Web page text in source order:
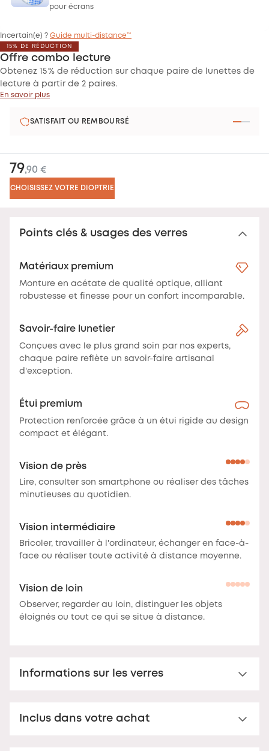
Points clés & usages des verres
Matériaux premium
Monture en acétate de qualité optique, alliant
robustesse et finesse pour un confort incomparable.
Savoir-faire lunetier
Conçues avec le plus grand soin par nos experts,
chaque paire reflète un savoir-faire artisanal
d'exception.
Étui premium
Protection renforcée grâce à un étui rigide au design
compact et élégant.
Vision de près
Lire, consulter son smartphone ou réaliser des tâches
minutieuses au quotidien.
Vision intermédiaire
Bricoler, travailler à l'ordinateur, échanger en face-à-
face ou réaliser toute activité à distance moyenne.
Vision de loin
Observer, regarder au loin, distinguer les objets
éloignés ou tout ce qui se situe à distance.
Informations sur les verres
Verre de lecture Multi-distance™ en acrylique. Pour
Inclus dans votre achat
pour écrans
Incertain(e) ? Guide multi-distance™
15% DE RÉDUCTION
Offre combo lecture
Obtenez 15 % de réduction sur chaque paire de lunettes de
lecture à partir de 2 paires.
En savoir plus
SATISFAIT OU REMBOURSÉ
79,90 €
CHOISISSEZ VOTRE DIOPTRIE